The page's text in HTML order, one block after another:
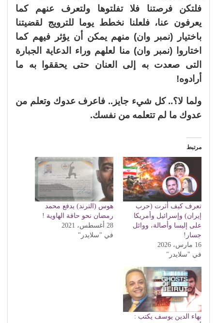
فلتكن فرصتنا فلا تفلتوها ولتعرف عنهم كما
يعرفون عنا، فلعلنا نخطط يوما للترويج لقضيتنا
باختيار (نمبر وان) منهم يمكن أن يؤثر فيهم كما
اختاروا (نمبر وان) منا لعلهم وراء الدعاية الجبارة
التى صعدت به إلى العنان حتى يحققوا به ما
أرادوه!
ولما لا؟.. كل شيء جايز.. فاعرف عدوك وتعلم من
عدوك ما لم تتعلمه من نفسك.
مرتبط
تعرف كيف أثرت (حرب
إيران) وإسرائيل وأمريكا
على إليسا وأصالة، ووائل
جسار!
16 مارس، 2026
في "سلايدر"
هوس (الترند) يدفع محمد
رمضان نحو حافة الهاوية !
28 أغسطس، 2021
في "سلايدر"
بهاء الدين يوسف يكتب :